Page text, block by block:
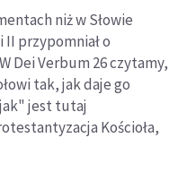
niż w Słowie
II przypomniał o
Dei Verbum 26 czytamy,
tak, jak daje go
jest tutaj
Kościoła,